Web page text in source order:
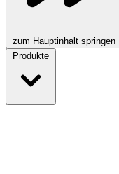
zum Hauptinhalt springen
Produkte